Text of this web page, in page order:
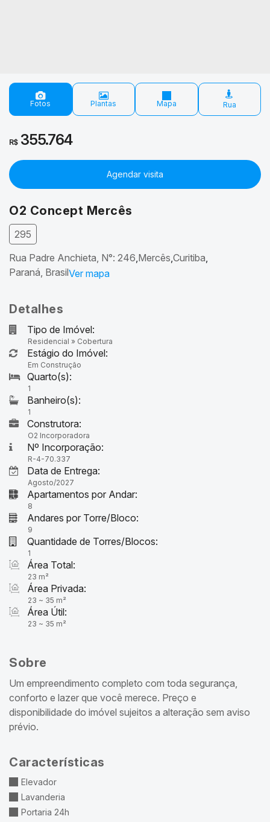
Fotos Plantas Mapa
R$355.764
Agendar visita
O2 Concept Mercês
295
Rua Padre Anchieta, N°: 246 Mercês Curitiba
Paraná, Brasil
Detalhes
Tipo de Imóvel:
Residencial » Cobertura
Estágio do Imóvel:
Em Construção
1
1
Construtora:
O2 Incorporadora
Nº Incorporação:
R-4-70.337
Data de Entrega:
Agosto/2027
Apartamentos por Andar:
8
Andares por Torre/Bloco:
9
Quantidade de Torres/Blocos:
1
Área Total:
23 m²
Área Privada:
23 ~ 35 m²
Área Útil:
23 ~ 35 m²
Sobre
Um empreendimento completo com toda segurança,
conforto e lazer que você merece. Preço e
disponibilidade do imóvel sujeitos a alteração sem aviso
prévio.
Características
Elevador
Lavanderia
Portaria 24h